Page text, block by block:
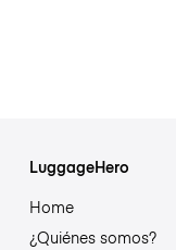
LuggageHero
Home
¿Quiénes somos?